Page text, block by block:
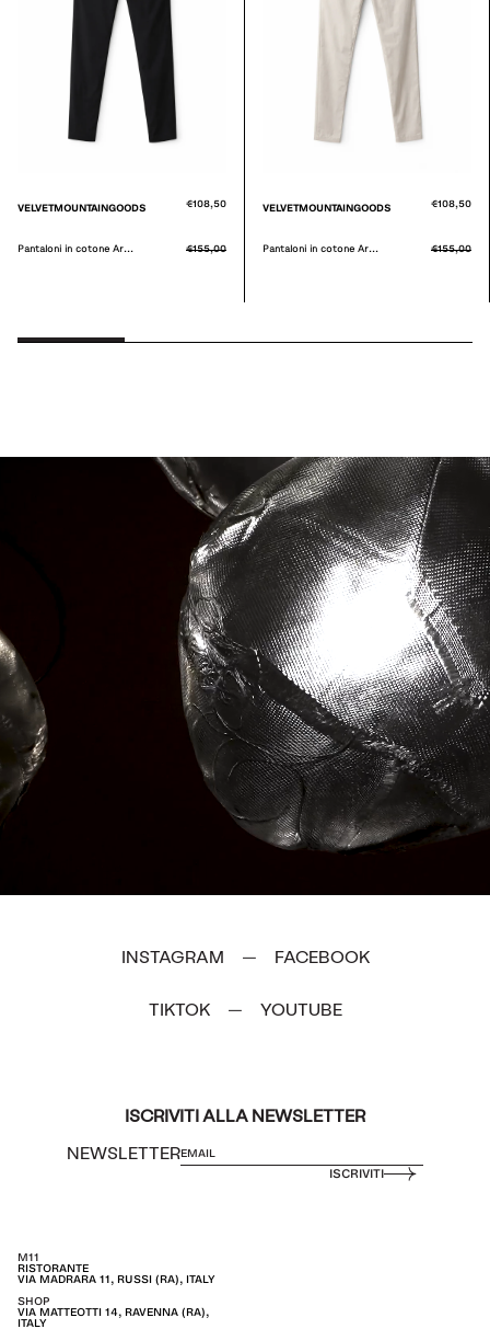
VELVETMOUNTAINGOODS €108,50
Pantaloni in cotone Ar... €155,00
VELVETMOUNTAINGOODS €108,50
Pantaloni in cotone Ar... €155,00
INSTAGRAM — FACEBOOK
TIKTOK — YOUTUBE
ISCRIVITI ALLA NEWSLETTER
NEWSLETTER
ISCRIVITI
M11
RISTORANTE
VIA MADRARA 11, RUSSI (RA), ITALY
SHOP
VIA MATTEOTTI 14, RAVENNA (RA),
ITALY